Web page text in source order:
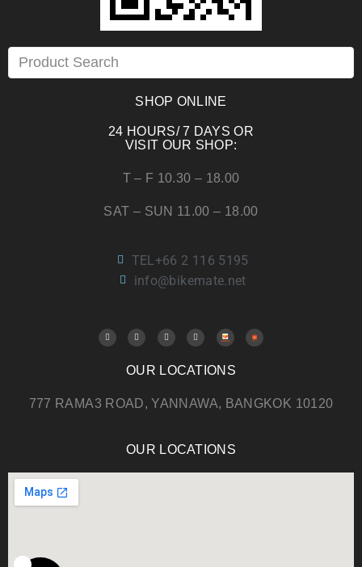
SHOP ONLINE
24 HOURS/ 7 DAYS OR
VISIT OUR SHOP:
T – F 10.30 – 18.00
SAT – SUN 11.00 – 18.00
TEL+66 2 116 5195
info@bikemate.net
OUR LOCATIONS
777 RAMA3 ROAD, YANNAWA, BANGKOK 10120
OUR LOCATIONS